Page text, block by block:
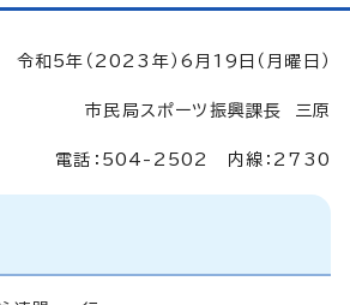
令和5年（2023年）6月19日（月曜日）
市民局スポーツ振興課長 三原
電話：504-2502 内線：2730